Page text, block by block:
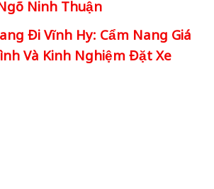
Ninh Thuận
Đi Vĩnh Hy: Cẩm Nang Giá
Và Kinh Nghiệm Đặt Xe